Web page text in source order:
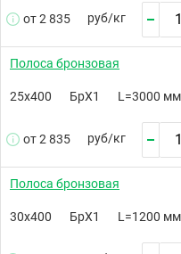
от 2 835 руб/кг
Полоса бронзовая
25х400 БрХ1 L=3000
от 2 835 руб/кг
Полоса бронзовая
30х400 БрХ1 L=1200